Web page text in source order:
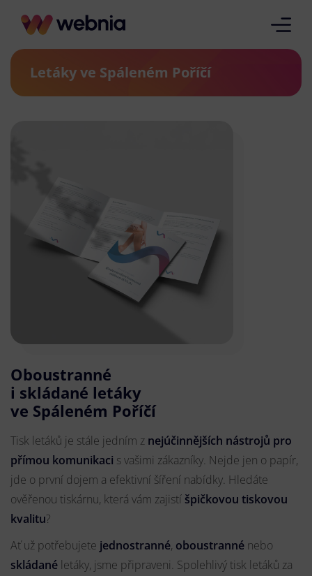
Letáky ve Spáleném Poříčí
Oboustranné
i skládané letáky
ve Spáleném Poříčí
Tisk letáků je stále jedním z nejúčinnějších nástrojů pro
přímou komunikaci s vašimi zákazníky. Nejde jen o papír,
jde o první dojem a efektivní šíření nabídky. Hledáte
ověřenou tiskárnu, která vám zajistí špičkovou tiskovou
kvalitu?
Ať už potřebujete jednostranné, oboustranné nebo
skládané letáky, jsme připraveni. Spolehlivý tisk letáků za